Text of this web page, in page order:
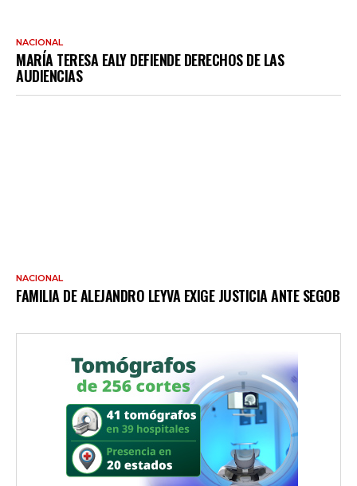
NACIONAL
MARÍA TERESA EALY DEFIENDE DERECHOS DE LAS
AUDIENCIAS
NACIONAL
FAMILIA DE ALEJANDRO LEYVA EXIGE JUSTICIA ANTE SEGOB